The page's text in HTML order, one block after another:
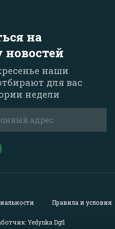
на
новостей
наши
для вас
недели
Правила и условия
Yedynka Dgtl